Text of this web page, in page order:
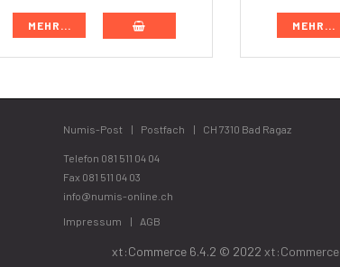
MEHR... IN DEN WARENKORB MEHR...
Numis-Post Postfach CH 7310 Bad Ragaz
Telefon 081 511 04 04
Fax 081 511 04 03
info@numis-online.ch
Impressum
AGB
xt:Commerce 6.4.2 © 2022 xt:Commerce